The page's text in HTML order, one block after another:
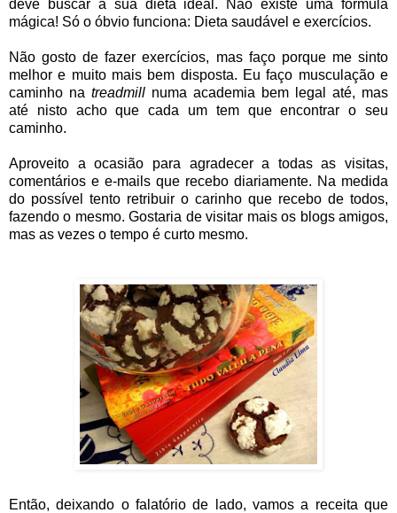
deve buscar a sua dieta ideal. Não existe uma fórmula
mágica! Só o óbvio funciona: Dieta saudável e exercícios.
Não gosto de fazer exercícios, mas faço porque me sinto
melhor e muito mais bem disposta. Eu faço musculação e
caminho na treadmill numa academia bem legal até, mas
até nisto acho que cada um tem que encontrar o seu
caminho.
Aproveito a ocasião para agradecer a todas as visitas,
comentários e e-mails que recebo diariamente. Na medida
do possível tento retribuir o carinho que recebo de todos,
fazendo o mesmo. Gostaria de visitar mais os blogs amigos,
mas as vezes o tempo é curto mesmo.
Então, deixando o falatório de lado, vamos a receita que